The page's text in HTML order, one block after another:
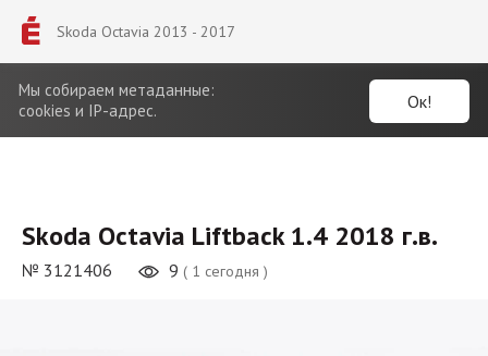
Skoda Octavia 2013 - 2017
Мы собираем метаданные:
cookies и IP-адрес.
Ок!
Skoda Octavia Liftback 1.4 2018 г.в.
№ 3121406 9 ( 1 сегодня )